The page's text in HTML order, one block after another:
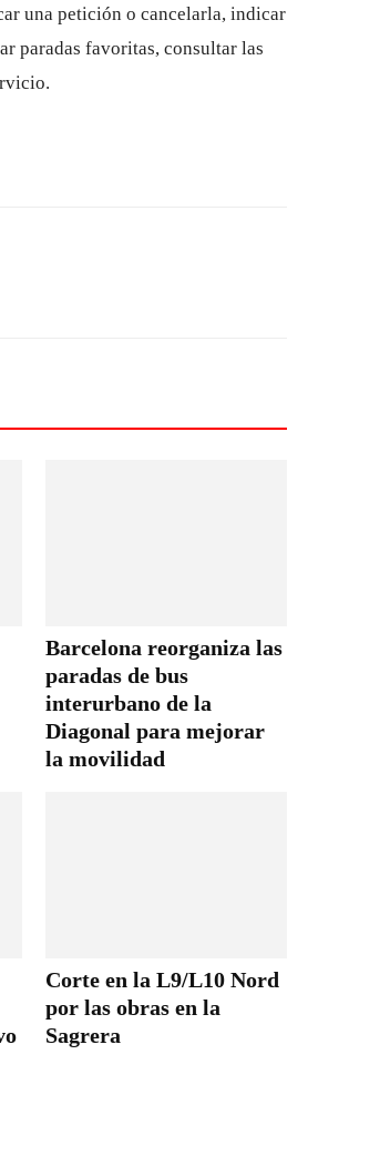
una petición o cancelarla, indicar
paradas favoritas, consultar las
Barcelona reorganiza las
paradas de bus
interurbano de la
Diagonal para mejorar
la movilidad
Corte en la L9/L10 Nord
por las obras en la
Sagrera